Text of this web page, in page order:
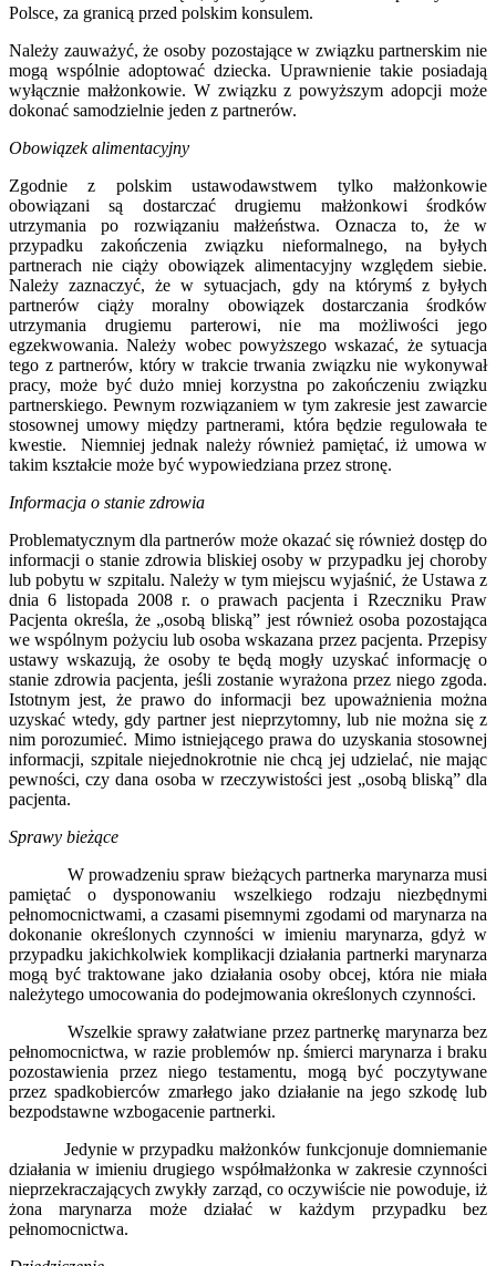
Polsce, za granicą przed polskim konsulem.
Należy zauważyć, że osoby pozostające w związku partnerskim nie
mogą wspólnie adoptować dziecka. Uprawnienie takie posiadają
wyłącznie małżonkowie. W związku z powyższym adopcji może
dokonać samodzielnie jeden z partnerów.
Obowiązek alimentacyjny
Zgodnie z polskim ustawodawstwem tylko małżonkowie
obowiązani są dostarczać drugiemu małżonkowi środków
utrzymania po rozwiązaniu małżeństwa. Oznacza to, że w
przypadku zakończenia związku nieformalnego, na byłych
partnerach nie ciąży obowiązek alimentacyjny względem siebie.
Należy zaznaczyć, że w sytuacjach, gdy na którymś z byłych
partnerów ciąży moralny obowiązek dostarczania środków
utrzymania drugiemu parterowi, nie ma możliwości jego
egzekwowania. Należy wobec powyższego wskazać, że sytuacja
tego z partnerów, który w trakcie trwania związku nie wykonywał
pracy, może być dużo mniej korzystna po zakończeniu związku
partnerskiego. Pewnym rozwiązaniem w tym zakresie jest zawarcie
stosownej umowy między partnerami, która będzie regulowała te
kwestie. Niemniej jednak należy również pamiętać, iż umowa w
takim kształcie może być wypowiedziana przez stronę.
Informacja o stanie zdrowia
Problematycznym dla partnerów może okazać się również dostęp do
informacji o stanie zdrowia bliskiej osoby w przypadku jej choroby
lub pobytu w szpitalu. Należy w tym miejscu wyjaśnić, że Ustawa z
dnia 6 listopada 2008 r. o prawach pacjenta i Rzeczniku Praw
Pacjenta określa, że „osobą bliską” jest również osoba pozostająca
we wspólnym pożyciu lub osoba wskazana przez pacjenta. Przepisy
ustawy wskazują, że osoby te będą mogły uzyskać informację o
stanie zdrowia pacjenta, jeśli zostanie wyrażona przez niego zgoda.
Istotnym jest, że prawo do informacji bez upoważnienia można
uzyskać wtedy, gdy partner jest nieprzytomny, lub nie można się z
nim porozumieć. Mimo istniejącego prawa do uzyskania stosownej
informacji, szpitale niejednokrotnie nie chcą jej udzielać, nie mając
pewności, czy dana osoba w rzeczywistości jest „osobą bliską” dla
pacjenta.
Sprawy bieżące
W prowadzeniu spraw bieżących partnerka marynarza musi
pamiętać o dysponowaniu wszelkiego rodzaju niezbędnymi
pełnomocnictwami, a czasami pisemnymi zgodami od marynarza na
dokonanie określonych czynności w imieniu marynarza, gdyż w
przypadku jakichkolwiek komplikacji działania partnerki marynarza
mogą być traktowane jako działania osoby obcej, która nie miała
należytego umocowania do podejmowania określonych czynności.
Wszelkie sprawy załatwiane przez partnerkę marynarza bez
pełnomocnictwa, w razie problemów np. śmierci marynarza i braku
pozostawienia przez niego testamentu, mogą być poczytywane
przez spadkobierców zmarłego jako działanie na jego szkodę lub
bezpodstawne wzbogacenie partnerki.
Jedynie w przypadku małżonków funkcjonuje domniemanie
działania w imieniu drugiego współmałżonka w zakresie czynności
nieprzekraczających zwykły zarząd, co oczywiście nie powoduje, iż
żona marynarza może działać w każdym przypadku bez
pełnomocnictwa.